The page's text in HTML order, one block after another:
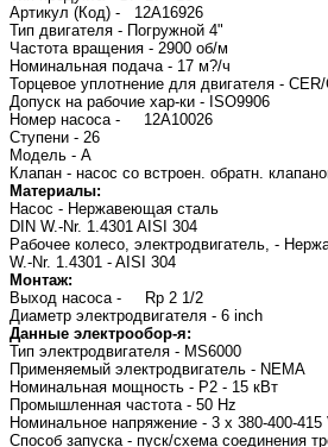
Артикул (Код) - 12A16926
Тип двигателя - Погружной 4"
Частота вращения - 2900 об/м
Номинальная подача - 17 м?/ч
Торцевое уплотнение для двигателя -
Допуск на рабочие хар-ки - ISO9906
Номер насоса -
Ступени - 26
Модель - A
Клапан - насос со встроен. обратн.
Материалы:
Насос - Нержавеющая сталь
DIN W.-Nr. 1.4301 AISI 304
Рабочее колесо, электродвигатель, -
W.-Nr. 1.4301 - AISI 304
Монтаж:
Выход насоса - Rp 2 1/2
Диаметр электродвигателя - 6 inch
Данные электрообор-я:
Тип электродвигателя - MS6000
Применяемый электродвигатель - NEMA
Номинальная мощность - P2 - 15 кВт
Промышленная частота - 50 Hz
Номинальное напряжение - 3 x 380-400-415
Способ запуска - пуск/схема соединения